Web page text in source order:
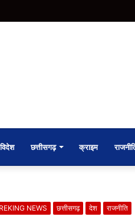
विदेश छत्तीसगढ़ क्राइम
NEWS छत्तीसगढ़ देश राजनीति